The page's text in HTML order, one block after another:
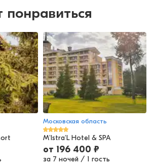
понравиться
Московская область
M'Istra'L Hotel & SPA
от 196 400 ₽
за 7 ночей / 1 гость